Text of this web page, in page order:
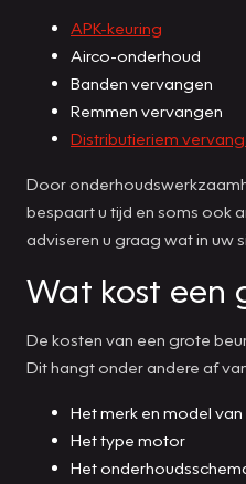
APK-keuring
Airco-onderhoud
Banden vervangen
Remmen vervangen
Distributieriem
Door
bespaart u tijd en soms ook
adviseren u graag wat in uw
Wat kost een
De kosten van een grote
Dit hangt onder andere af
Het merk en model
Het type motor
Het